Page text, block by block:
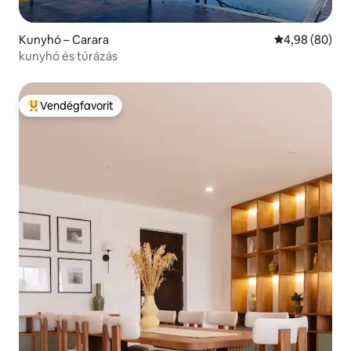
Kunyhó – Carara Átlagos
4,98 (80)
kunyhó és túrázás
Kiemelt vendégfavorit
Vendégfavorit